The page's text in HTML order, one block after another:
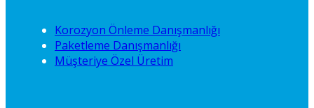
Korozyon Önleme Danışmanlığı
Paketleme Danışmanlığı
Müşteriye Özel Üretim